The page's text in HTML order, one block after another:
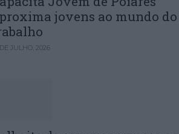
jovens ao mundo do
JULHO, 2026